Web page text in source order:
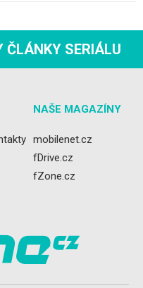
ČLÁNKY SERIÁLU
NAŠE MAGAZÍNY
mobilenet.cz
fDrive.cz
fZone.cz